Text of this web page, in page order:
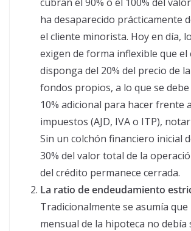
ha desaparecido prácticamente
el cliente minorista. Hoy en día,
exigen de forma inflexible que
disponga del 20% del precio de
fondos propios, a lo que se
10% adicional para hacer frente
impuestos (AJD, IVA o ITP),
Sin un colchón financiero inicial
30% del valor total de la
del crédito permanece cerrada.
La ratio de endeudamiento
Tradicionalmente se asumía que
mensual de la hipoteca no debía